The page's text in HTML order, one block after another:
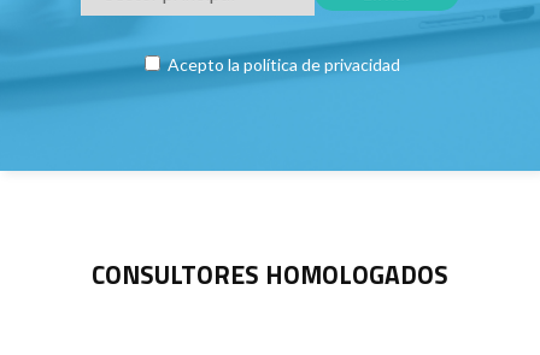
Acepto la política de privacidad
CONSULTORES HOMOLOGADOS